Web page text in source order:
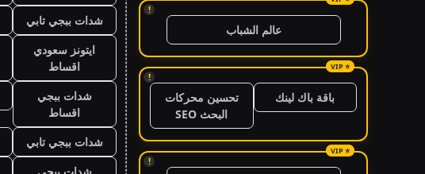
!
عالم الشباب
!
باقة باك لينك
تحسين محركات
البحث SEO
!
شدات ببجي تابي
ايتونز سعودي
اقساط
شدات ببجي
اقساط
شدات ببجي تابي